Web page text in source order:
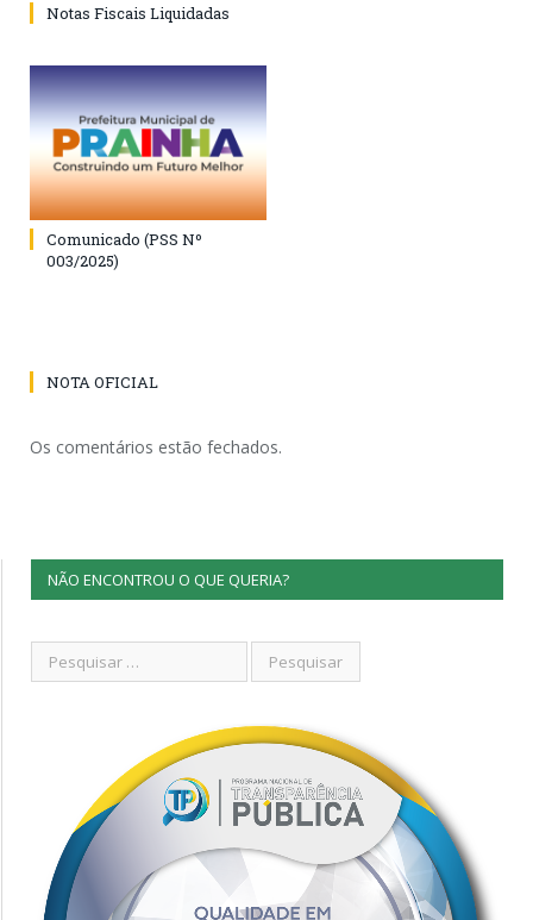
Notas Fiscais Liquidadas
Comunicado (PSS Nº
003/2025)
NOTA OFICIAL
Os comentários estão fechados.
NÃO ENCONTROU O QUE QUERIA?